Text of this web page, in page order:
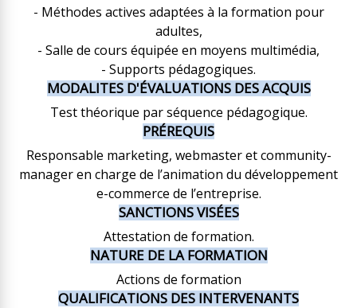
- Méthodes actives adaptées à la formation pour
adultes,
- Salle de cours équipée en moyens multimédia,
- Supports pédagogiques.
MODALITES D'ÉVALUATIONS DES ACQUIS
Test théorique par séquence pédagogique.
PRÉREQUIS
Responsable marketing, webmaster et community-
manager en charge de l’animation du développement
e-commerce de l’entreprise.
SANCTIONS VISÉES
Attestation de formation.
NATURE DE LA FORMATION
Actions de formation
QUALIFICATIONS DES INTERVENANTS